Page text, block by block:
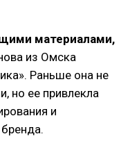
материалами,
из Омска
Раньше она не
но ее привлекла
и